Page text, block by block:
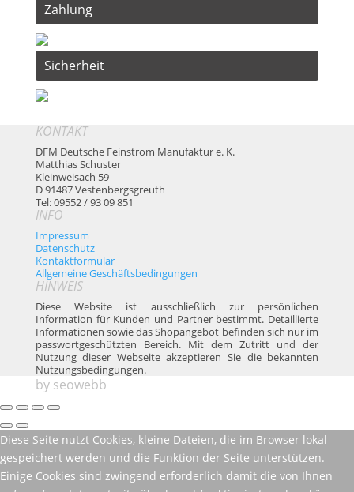
Zahlung
Sicherheit
KONTAKT
DFM Deutsche Feinstrom Manufaktur e. K.
Matthias Schuster
Kleinweisach 59
D 91487 Vestenbergsgreuth
Tel: 09552 / 93 09 851
INFO
Impressum
Datenschutz
Kontaktformular
Allgemeine Geschäftsbedingungen
HINWEIS
Diese Website ist ausschließlich zur persönlichen
Information für Kunden und Partner bestimmt. Detaillierte
Informationen sowie das Shopangebot befinden sich nur im
passwortgeschützten Bereich. Mit dem Zutritt und der
Nutzung dieser Webseite akzeptieren Sie die bekannten
Nutzungsbedingungen.
by seowebb
Diese Seite nutzt Cookies, kleine Dateien, die im Browser lokal
gespeichert werden und die Funktion der Seite unterstützen.
Einige Cookies sind zwingend erforderlich damit die von Ihnen